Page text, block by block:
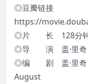
◎豆瓣链接
https://
◎片 长 128分
◎导 演 盖·里奇
◎编 剧 盖·里奇
August